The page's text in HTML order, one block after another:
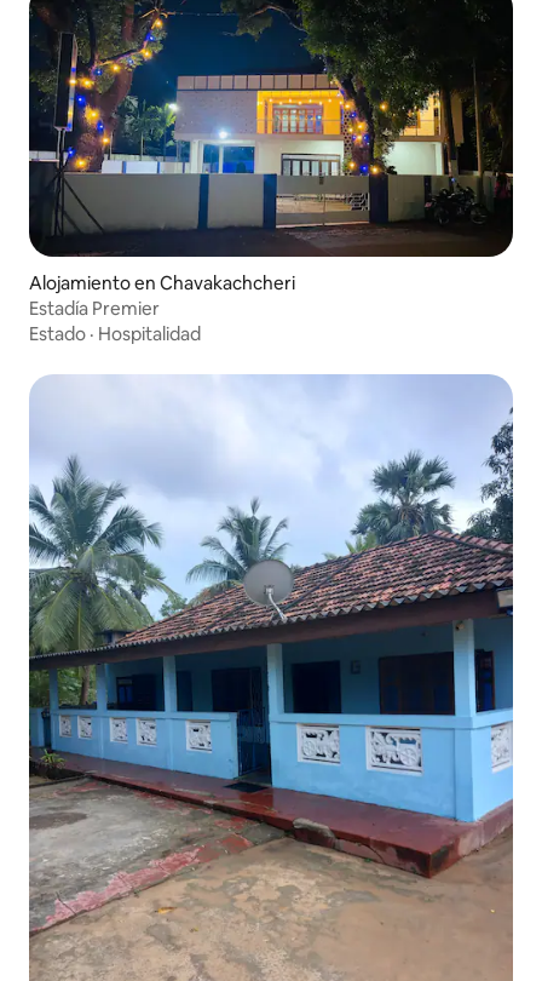
Alojamiento en Chavakachcheri
Estadía Premier
Estado · Hospitalidad